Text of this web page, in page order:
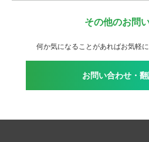
その他のお問
何か気になることがあればお気軽
お問い合わせ・